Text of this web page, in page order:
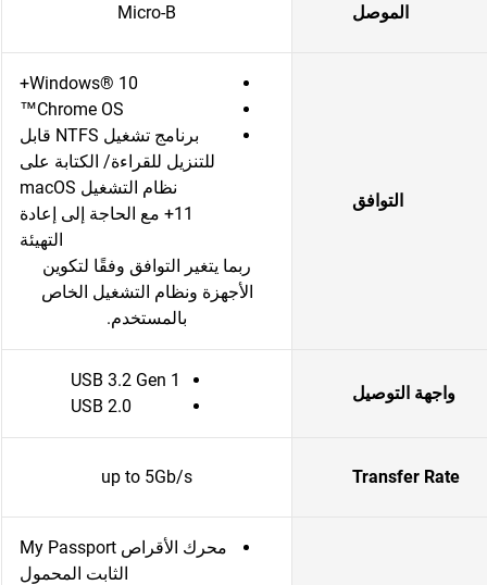
الموصل Micro-B
التوافق
Windows® 10+
Chrome OS™
برنامج تشغيل NTFS قابل
للتنزيل للقراءة/ الكتابة على
نظام التشغيل macOS
11+ مع الحاجة إلى إعادة
التهيئة
ربما يتغير التوافق وفقًا لتكوين
الأجهزة ونظام التشغيل الخاص
بالمستخدم.
واجهة التوصيل
USB 3.2 Gen 1
USB 2.0
Transfer Rate
up to 5Gb/s
محرك الأقراص My Passport
الثابت المحمول